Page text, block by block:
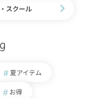
スクール
夏アイテム
お得